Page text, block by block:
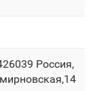
Россия,